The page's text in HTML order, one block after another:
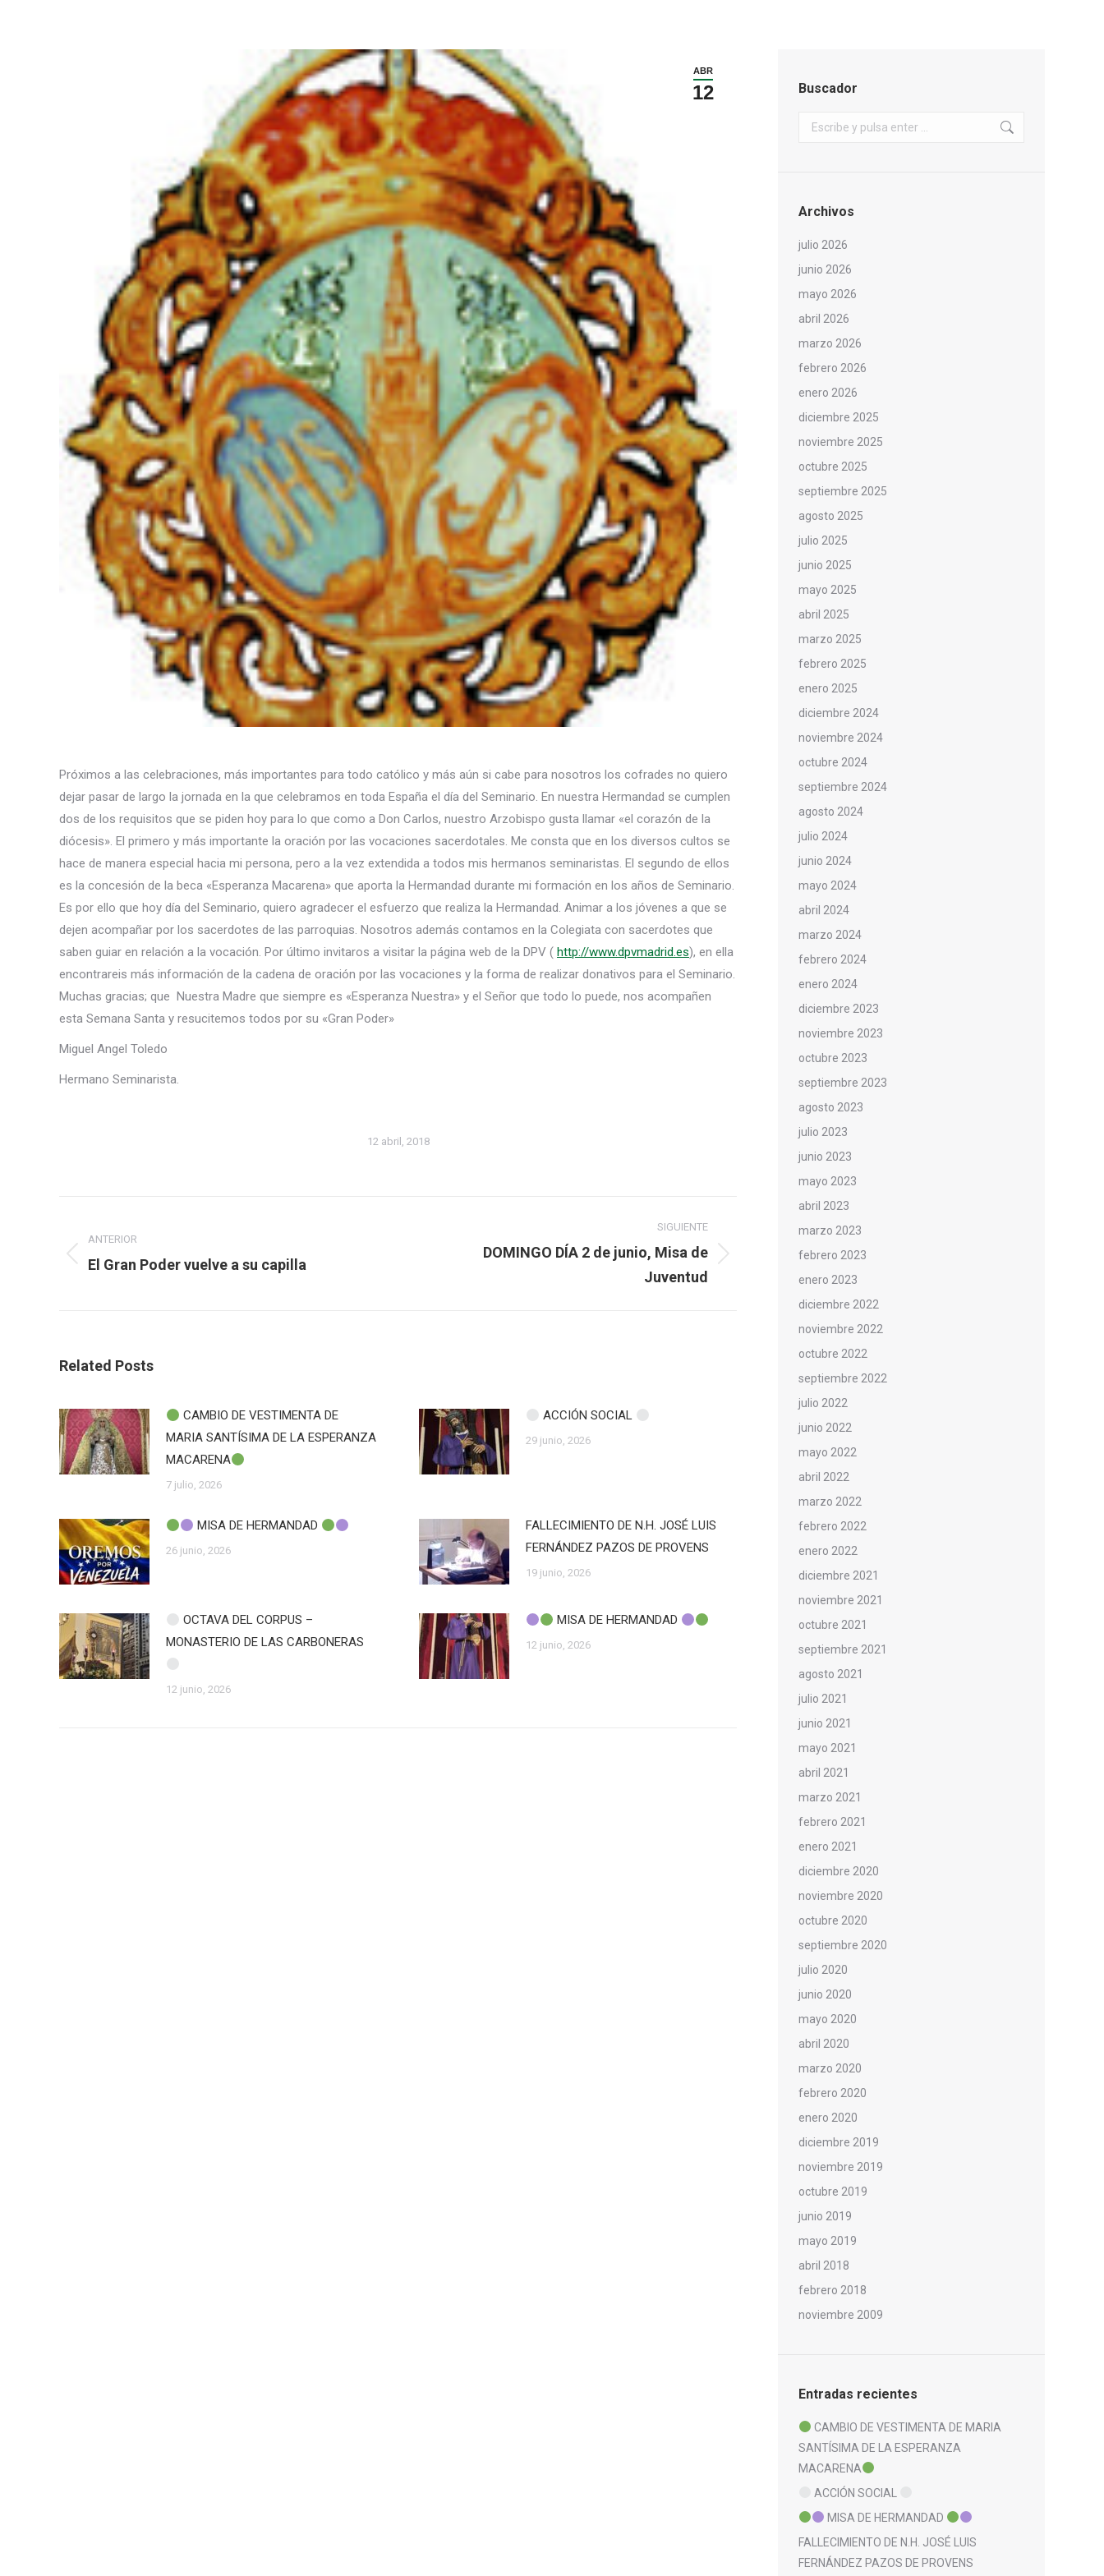
ABR
12
Próximos a las celebraciones, más importantes para todo católico y más aún si cabe para nosotros los cofrades no quiero
dejar pasar de largo la jornada en la que celebramos en toda España el día del Seminario. En nuestra Hermandad se cumplen
dos de los requisitos que se piden hoy para lo que como a Don Carlos, nuestro Arzobispo gusta llamar «el corazón de la
diócesis». El primero y más importante la oración por las vocaciones sacerdotales. Me consta que en los diversos cultos se
hace de manera especial hacia mi persona, pero a la vez extendida a todos mis hermanos seminaristas. El segundo de ellos
es la concesión de la beca «Esperanza Macarena» que aporta la Hermandad durante mi formación en los años de Seminario.
Es por ello que hoy día del Seminario, quiero agradecer el esfuerzo que realiza la Hermandad. Animar a los jóvenes a que se
dejen acompañar por los sacerdotes de las parroquias. Nosotros además contamos en la Colegiata con sacerdotes que
saben guiar en relación a la vocación. Por último invitaros a visitar la página web de la DPV ( http://www.dpvmadrid.es), en ella
encontrareis más información de la cadena de oración por las vocaciones y la forma de realizar donativos para el Seminario.
Muchas gracias; que Nuestra Madre que siempre es «Esperanza Nuestra» y el Señor que todo lo puede, nos acompañen
esta Semana Santa y resucitemos todos por su «Gran Poder»
Miguel Angel Toledo
Hermano Seminarista.
12 abril, 2018
entre
ANTERIOR
Publicación
El Gran Poder vuelve a su capilla
SIGUIENTE
DOMINGO DÍA 2 de junio, Misa de
Juventud
Related Posts
CAMBIO DE VESTIMENTA DE
MARIA SANTÍSIMA DE LA ESPERANZA
MACARENA
7 julio, 2026
ACCIÓN SOCIAL
29 junio, 2026
MISA DE HERMANDAD
26 junio, 2026
FALLECIMIENTO DE N.H. JOSÉ LUIS
FERNÁNDEZ PAZOS DE PROVENS
19 junio, 2026
OCTAVA DEL CORPUS –
MONASTERIO DE LAS CARBONERAS
12 junio, 2026
MISA DE HERMANDAD
12 junio, 2026
Buscador
Buscar:
Archivos
julio 2026
junio 2026
mayo 2026
abril 2026
marzo 2026
febrero 2026
enero 2026
diciembre 2025
noviembre 2025
octubre 2025
septiembre 2025
agosto 2025
julio 2025
junio 2025
mayo 2025
abril 2025
marzo 2025
febrero 2025
enero 2025
diciembre 2024
noviembre 2024
octubre 2024
septiembre 2024
agosto 2024
julio 2024
junio 2024
mayo 2024
abril 2024
marzo 2024
febrero 2024
enero 2024
diciembre 2023
noviembre 2023
octubre 2023
septiembre 2023
agosto 2023
julio 2023
junio 2023
mayo 2023
abril 2023
marzo 2023
febrero 2023
enero 2023
diciembre 2022
noviembre 2022
octubre 2022
septiembre 2022
julio 2022
junio 2022
mayo 2022
abril 2022
marzo 2022
febrero 2022
enero 2022
diciembre 2021
noviembre 2021
octubre 2021
septiembre 2021
agosto 2021
julio 2021
junio 2021
mayo 2021
abril 2021
marzo 2021
febrero 2021
enero 2021
diciembre 2020
noviembre 2020
octubre 2020
septiembre 2020
julio 2020
junio 2020
mayo 2020
abril 2020
marzo 2020
febrero 2020
enero 2020
diciembre 2019
noviembre 2019
octubre 2019
junio 2019
mayo 2019
abril 2018
febrero 2018
noviembre 2009
Entradas recientes
CAMBIO DE VESTIMENTA DE MARIA
SANTÍSIMA DE LA ESPERANZA
MACARENA
ACCIÓN SOCIAL
MISA DE HERMANDAD
FALLECIMIENTO DE N.H. JOSÉ LUIS
FERNÁNDEZ PAZOS DE PROVENS